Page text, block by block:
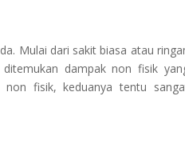
Mulai dari sakit biasa atau
dampak non fisik
fisik, keduanya tentu